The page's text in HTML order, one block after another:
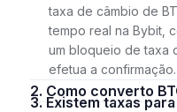
taxa de câmbio de
tempo real na Bybit,
um bloqueio de taxa
efetua a confirmação.
2. Como converto
3. Existem taxas para converter BTC para